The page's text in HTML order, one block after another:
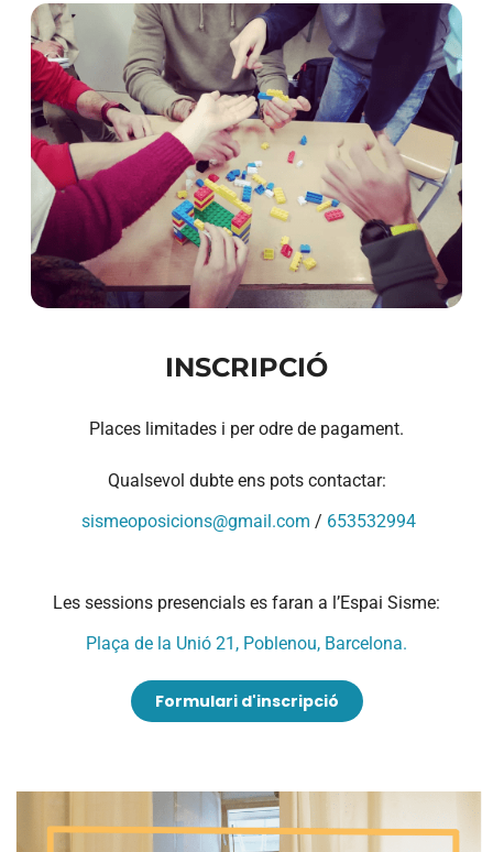
INSCRIPCIÓ
Places limitades i per odre de pagament.
Qualsevol dubte ens pots contactar:
sismeoposicions@gmail.com / 653532994
Les sessions presencials es faran a l’Espai Sisme:
Plaça de la Unió 21, Poblenou, Barcelona.
Formulari d'inscripció